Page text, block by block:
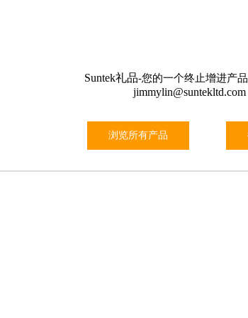
Suntek礼品-您的一个终止增进产
jimmylin@suntekltd.com
浏览所有产品